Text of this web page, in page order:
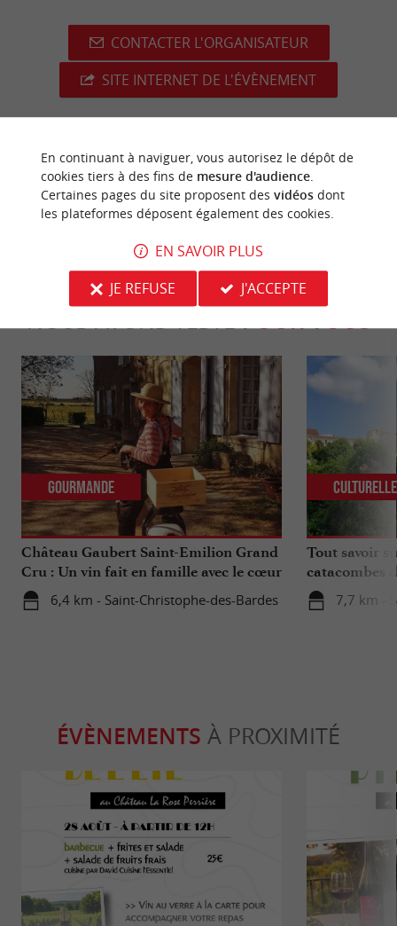
CONTACTER L'ORGANISATEUR
SITE INTERNET DE L'ÉVÈNEMENT
dernière mise à jour :07/05/2026 à 12:02:19
Source :Evènement proposé par un internaute
NOUS AVONS TESTÉPOUR VOUS
Château Gaubert Saint-Emilion Grand
Cru : Un vin fait en famille avec le cœur
6,4 km - Saint-Christophe-des-Bardes
Gourmande
Tout savoir
catacombes
7,7 km -
Culturelle
ÉVÈNEMENTS À PROXIMITÉ
En continuant à naviguer, vous autorisez le dépôt de
cookies tiers à des fins de mesure d'audience.
Certaines pages du site proposent des vidéosdont
les plateformes déposent également des cookies.
EN SAVOIR PLUS
JE REFUSE
J'ACCEPTE